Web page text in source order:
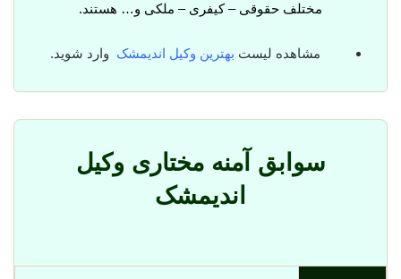
مختلف حقوقی – کیفری – ملکی و… هستند.
مشاهده لیست بهترین وکیل اندیمشک وارد شوید.
سوابق آمنه مختاری وکیل
اندیمشک